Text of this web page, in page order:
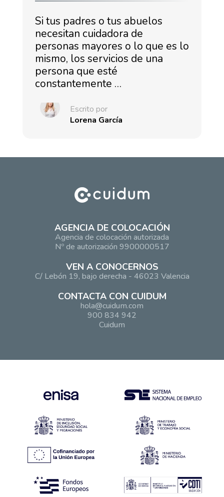
Si tus padres o tus abuelos
necesitan cuidadora de
personas mayores o lo que es lo
mismo, los servicios de una
persona que esté
constantemente …
Escrito por
Lorena García
AGENCIA DE COLOCACIÓN
Agencia de colocación autorizada
Nº de autorización 9900000517
VEN A CONOCERNOS
C/ Lebón 19, bajo derecha - 46023 Valencia
CONTACTA CON CUIDUM
hola@cuidum.com
900 834 942
Cuidum